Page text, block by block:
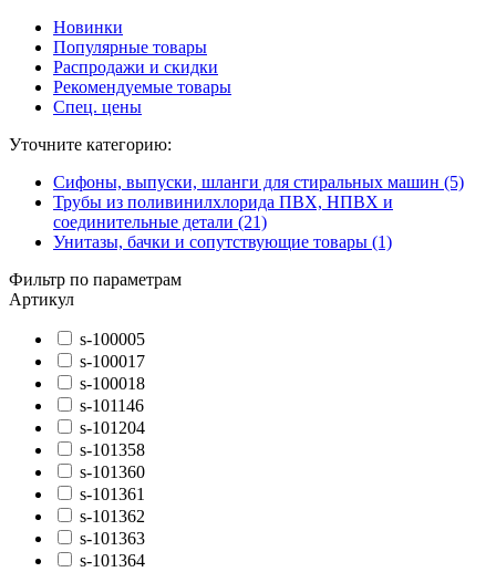
Новинки
Популярные товары
Распродажи и скидки
Рекомендуемые товары
Спец. цены
Уточните категорию:
Сифоны, выпуски, шланги для стиральных машин (5)
Трубы из поливинилхлорида ПВХ, НПВХ и
соединительные детали (21)
Унитазы, бачки и сопутствующие товары (1)
Фильтр по параметрам
Артикул
s-100005
s-100017
s-100018
s-101146
s-101204
s-101358
s-101360
s-101361
s-101362
s-101363
s-101364